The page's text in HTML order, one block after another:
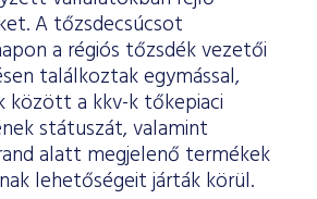
A tőzsdecsúcsot
a régiós tőzsdék vezetői
találkoztak egymással,
között a kkv-k tőkepiaci
státuszát, valamint
alatt megjelenő termékek
lehetőségeit járták körül.